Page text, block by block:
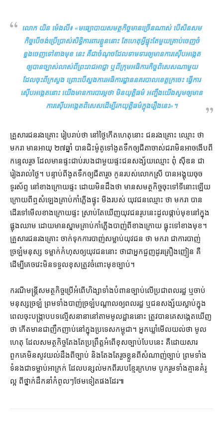
លោក យិន ម៉េងលី៖ «មធ្យោបាយ​សមត្ថកិច្ច​មា​ន​ច្រើនណាស់ បើសិន​សម​
កិច្ច​បើ​ចង់​ប្រើប្រាស់​សិទ្ធិ​ការពារ​ខ្លួន​នោះ តែ​ហេតុអ្វី​ផ្ទុះ​តែមួយ​គ្រាប់​ចេញ​ចំ​
ខ្នង​ចេញទៅ​ខាងមុខ នេះ គឺជា​ចំណុច​ដែល​ទាមទារ​ឲ្យ​មានការ​ស៊ើបអង្កេត​
ឲ្យ​បាន​ច្បាស់លាស់​ពី​ព្រះរាជអាជ្ញា ឬ​ពី​ក្រុម​អធិការកិច្ច​ពិសេស​ណាមួយ​
ដែល​ចុះ​ពី​ក្រសួង ព្រោះ​បើ​ស្នងការ​អធិការដ្ឋាន​នគរបាល​ខេត្តក្រចេះ ធ្វើការ​
ស៊ើបអង្កេត​នោះ យើង​មានការ​បារម្ភ​ថា មិន​យុត្តិធម៌ អញ្ចឹង​យើង​សូម​ឲ្យ​មាន
ការ​ស៊ើបអង្កេត​ពិសេស​ដើម្បី​រក​យុត្តិធម៌​ក្នុង​រឿង​នេះ»។
គ្រួសារ​ជនរងគ្រោះ រៀបរាប់​ថា នៅ​ថ្ងៃ​កើតហេតុ​នោះ ជនរងគ្រោះ ឈ្មោះ ថា
មករា មាន​អាយុ ២៧​ឆ្នាំ បាន​ជិះ​ម៉ូតូ​ទៅ​ងូតទឹក​ឲ្យ​ជីតា​ចាស់ជរា​មិនអាច​ងើប​ពី​
កន្ទេល​រួច ដែល​មាន​ផ្ទះ​ជាប់​របង​ជាមួយ​ផ្ទះ​ជនសង្ស័យ​ឈ្មោះ ពុំ ស៊ីឌន ជា​
រៀងរាល់ថ្ងៃ​។ បន្ទាប់ពី​ងូតទឹក​ឲ្យ​ជីតា​រួច កូន​របស់​លោកស្រី បាន​អង្គុយ​ចុច​
ទូរស័ព្ទ នៅ​ខាងក្រោយ​ផ្ទះ ដោយ​មិនដឹង​ថា មាន​សមត្ថកិច្ច​ចុះទៅ​ទីនោះ​ឡើយ
ក្រោយពី​ឮ​សំឡេង​គ្រាប់កាំភ្លើង​ផ្ទុះ មីង​របស់ យុវជន​ឈ្មោះ ថា មករា បាន​
ដើរទៅ​មើល​ខាងក្រោយ​ផ្ទះ ស្រាប់តែ​ឃើញ​យុវជន​រូប​នេះ​ដួល​ផ្កាប់មុខ​នៅក្នុង​
ផ្លុង​ឈាម ដោយមាន​ស្នាម​គ្រាប់កាំភ្លើង​បាញ់​ពី​ខាងក្រោយ ធ្លុះ​ទៅ​ខាង​មុខ​។
គ្រួសារ​ជនរងគ្រោះ ចាក់​ទុក​ការ​បាញ់​សម្លាប់​យុវជន ថា មករា ជា​ការ​បាញ់​
ច្រឡំ​មនុស្ស ទម្លាក់កំហុស​ឲ្យ​យុវជន​នោះ ថា​ជា​អ្នក​ជួញដូរ​គ្រឿងញៀន គឺ​
ដើម្បី​គេចវេះ​មិន​ទទួលខុសត្រូវ​ចំពោះមុខ​ច្បាប់។
ករណី​មន្ត្រី​សមត្ថកិច្ច​ប្រើ​អំពើ​ហិង្សា​ទាំង​បំពាន​ច្បាប់​លើ​ប្រជាពលរដ្ឋ ឬ​ចាប់​
មនុស្ស​ច្រឡំ ព្រមទាំង​បាញ់​ច្រឡំ​បណ្ដាល​ឲ្យ​ពលរដ្ឋ ឬ​ជនសង្ស័យ​ស្លាប់​ក្នុង​
ពេល​ចុះ​បង្ក្រាប​បទល្មើស​នានា​នៅ​តាម​មូលដ្ឋាន​នោះ ត្រូវ​បាន​គេ​សង្កេត​ឃើញ​
ថា កើតមាន​ជា​ញឹកញាប់​នៅក្នុង​ប្រទេស​កម្ពុជា​។ អ្នកឃ្លាំមើល​យល់​ថា មូល
ហេតុ ដែល​សមត្ថកិច្ច​តែងតែ​ប្រព្រឹត្ត​អំពើ​ខុសច្បាប់​បែបនេះ គឺ​ដោយសារ​
ពួកគេ​មិនសូវ​យល់ដឹង​ពី​ច្បាប់ និង​តែងតែ​រួចខ្លួន​ពី​សំណាញ់​ច្បាប់ ព្រមទាំង​
ទំនងជា​ទម្លាប់​អាក្រក់ ដែល​បន្សល់​មកពី​រប​ប​ខ្មែរក្រហម បូករួម​ទាំង​គ្មាន​គំរូ​
ល្អ ពី​ថ្នាក់ដឹកនាំ​កំពូលៗ​ថែមទៀត​ផង​ដែរ៕